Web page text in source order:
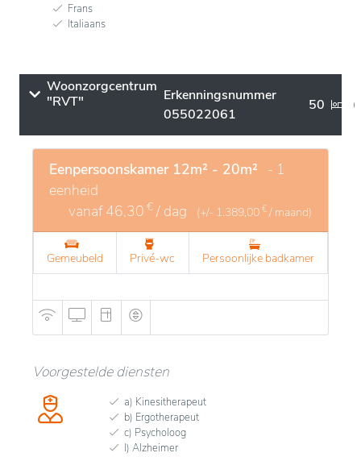
Frans
Italiaans
Woonzorgcentrum
"RVT"
Erkenningsnummer
055022061
50
Eenpersoonskamer 12m² - 20m² - 1
eenheid
vanaf46,30 € / dag (+/- 1.389,00 € / maand)
Gemeubeld Privé-wc Persoonlijke badkamer
Voorgestelde diensten
a) Kinesitherapeut
b) Ergotherapeut
c) Psycholoog
l) Alzheimer